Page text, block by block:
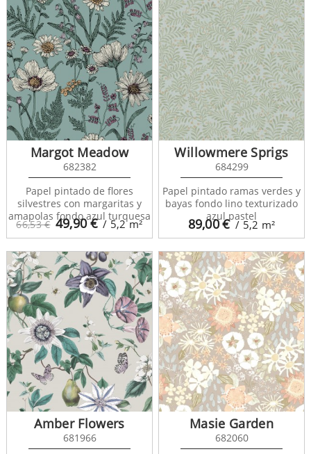
66,53 € 49,90€ / 5,2m²
Margot Meadow
682382
Papel pintado de flores
silvestres con margaritas y
amapolas fondo azul turquesa
89,00€ / 5,2 m²
Willowmere Sprigs
684299
Papel pintado ramas verdes y
bayas fondo lino texturizado
azul pastel
Amber Flowers
681966
Masie Garden
682060